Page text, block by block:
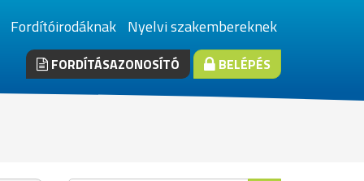
Fordítóirodáknak Nyelvi szakembereknek
FORDÍTÁSAZONOSÍTÓ BELÉPÉS